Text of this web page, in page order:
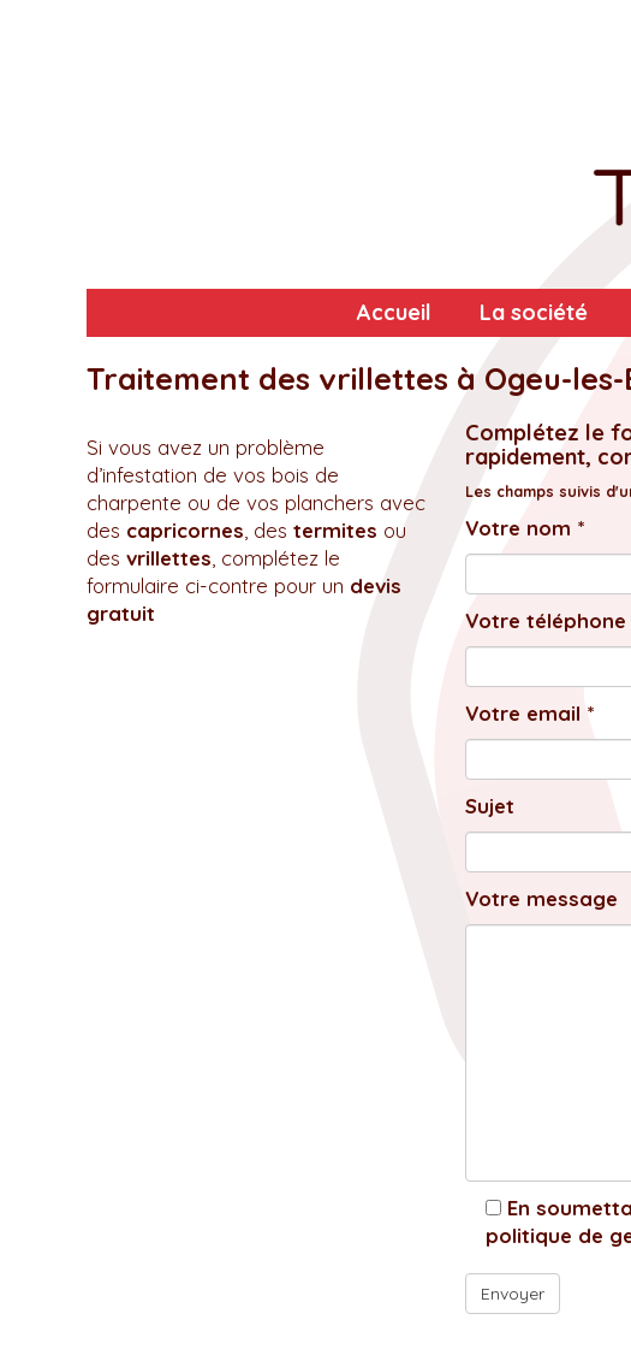
Accueil La société
Traitement des vrillettes à Ogeu-
Si vous avez un problème
d’infestation de vos bois de
charpente ou de vos planchers avec
des capricornes , des termites ou
des vrillettes , complétez le
formulaire ci-contre pour un devis
gratuit
Complétez le
rapidement,
Les champs suivis
Votre nom *
Votre téléphone
Votre email *
Sujet
Votre message
En
politique de